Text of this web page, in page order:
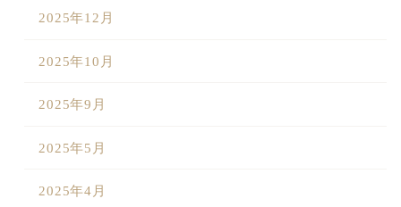
2025年12月
2025年10月
2025年9月
2025年5月
2025年4月